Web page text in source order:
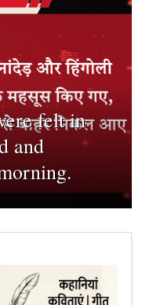
felt in
and